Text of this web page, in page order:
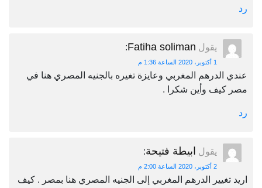
رد
يقول Fatiha soliman
:
1 أكتوبر، 2020 الساعة 1:36 م
عندي الدرهم المغربي وعايزة تغيره بالجنيه المصري هنا في
مصر كيف وأين شكرا .
رد
يقول ابيطة فتيحة:
2 أكتوبر، 2020 الساعة 2:00 م
اريد تغيير الدرهم المغربي إلى الجنيه المصري هنا بمصر . كيف